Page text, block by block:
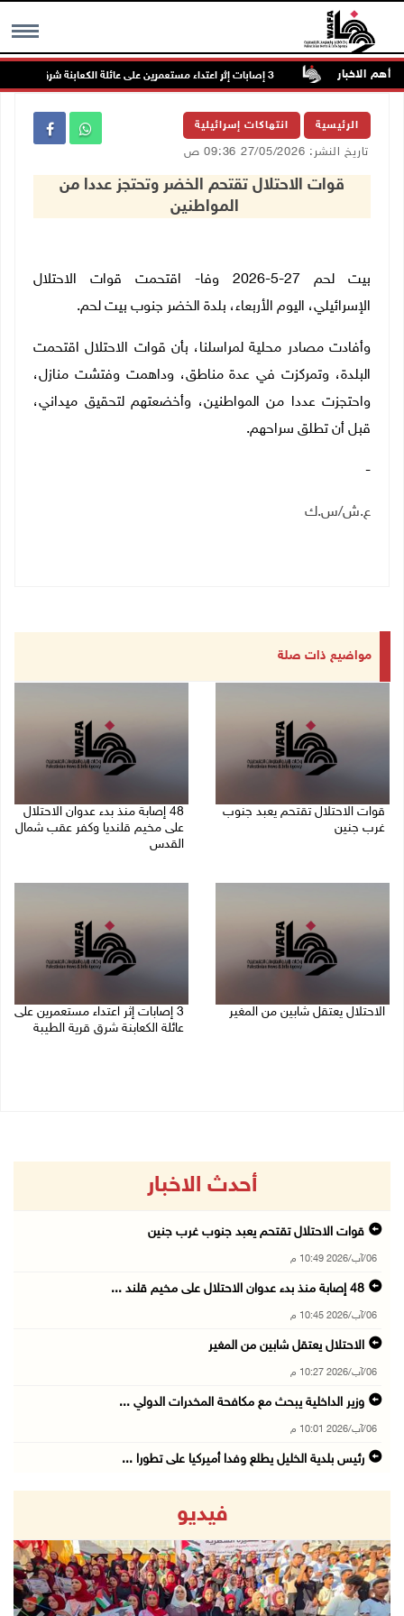
MENU أهم الاخبار
ترمسعيا
الرئيسية انتهاكات إسرائيلية
تاريخ النشر: 27/05/2026 09:36 ص
قوات الاحتلال تقتحم الخضر وتحتجز عددا من
المواطنين
بيت لحم 27-5-2026 وفا- اقتحمت قوات الاحتلال
الإسرائيلي، اليوم الأربعاء، بلدة الخضر جنوب بيت لحم.
وأفادت مصادر محلية لمراسلنا، بأن قوات الاحتلال اقتحمت
البلدة، وتمركزت في عدة مناطق، وداهمت وفتشت منازل،
واحتجزت عددا من المواطنين، وأخضعتهم لتحقيق ميداني،
قبل أن تطلق سراحهم.
-
ع.ش/س.ك
مواضيع ذات صلة
قوات الاحتلال تقتحم يعبد جنوب
غرب جنين
48 إصابة منذ بدء عدوان الاحتلال
على مخيم قلنديا وكفر عقب شمال
القدس
الاحتلال يعتقل شابين من المغير
‏3 إصابات إثر اعتداء مستعمرين على
عائلة الكعابنة شرق قرية الطيبة
أحدث الاخبار
قوات الاحتلال تقتحم يعبد جنوب غرب جنين
06/آب/2026 10:49 م
48 إصابة منذ بدء عدوان الاحتلال على مخيم قلند ...
06/آب/2026 10:45 م
الاحتلال يعتقل شابين من المغير
06/آب/2026 10:27 م
وزير الداخلية يبحث مع مكافحة المخدرات الدولي ...
06/آب/2026 10:01 م
رئيس بلدية الخليل يطلع وفدا أميركيا على تطورا ...
06/آب/2026 09:17 م
إصابة مسن بجروح ورضوض إثر اعتداء جيش الاحتلال ...
06/آب/2026 09:13 م
فيديو